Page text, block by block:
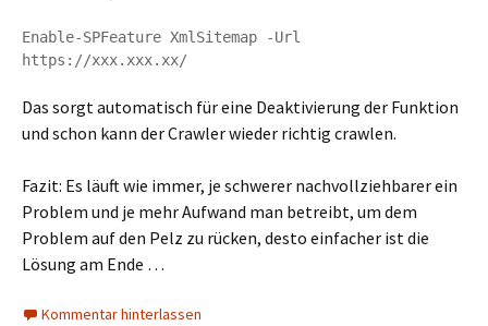
Enable-SPFeature XmlSitemap -Url
https://xxx.xxx.xx/
Das sorgt automatisch für eine Deaktivierung der Funktion
und schon kann der Crawler wieder richtig crawlen.
Fazit: Es läuft wie immer, je schwerer nachvollziehbarer ein
Problem und je mehr Aufwand man betreibt, um dem
Problem auf den Pelz zu rücken, desto einfacher ist die
Lösung am Ende …
Kommentar hinterlassen